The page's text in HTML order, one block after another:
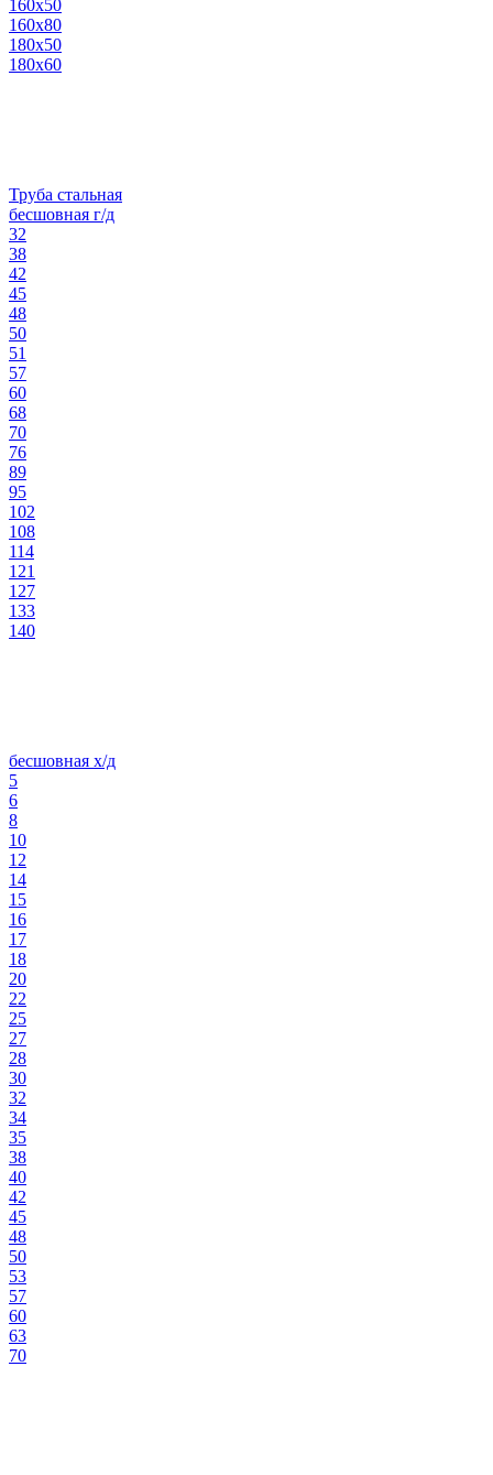
160х50
160х80
180х50
180х60
Труба стальная
бесшовная г/д
32
38
42
45
48
50
51
57
60
68
70
76
89
95
102
108
114
121
127
133
140
бесшовная х/д
5
6
8
10
12
14
15
16
17
18
20
22
25
27
28
30
32
34
35
38
40
42
45
48
50
53
57
60
63
70